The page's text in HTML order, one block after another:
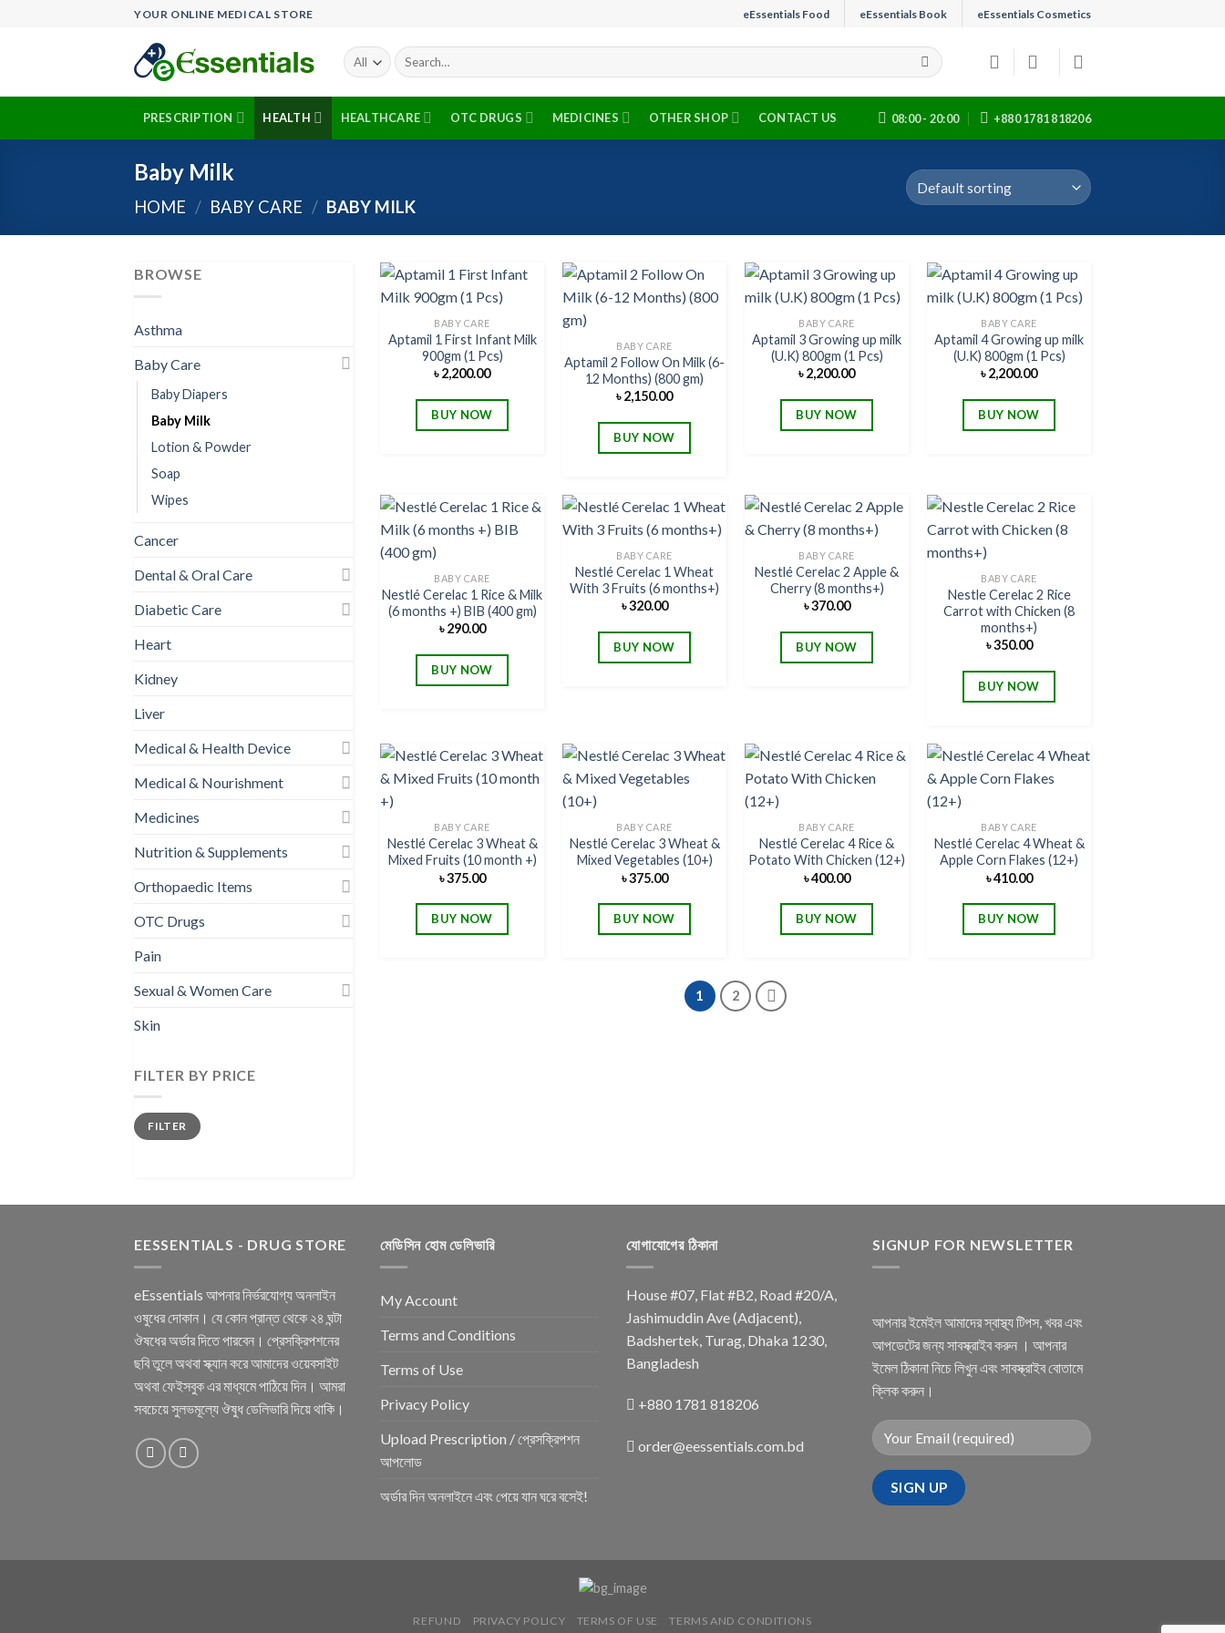
YOUR ONLINE MEDICAL STORE eEssentials Food eEssentials Book eEssentials Cosmetics
Search
for:
PRESCRIPTION HEALTH HEALTHCARE OTC DRUGS MEDICINES OTHER SHOP CONTACT US 08:00 - 20:00 +880 1781 818206
Baby Milk
HOME / BABY CARE / BABY MILK
BROWSE
Asthma
Baby Care
Baby Diapers
Baby Milk
Lotion & Powder
Soap
Wipes
Cancer
Dental & Oral Care
Diabetic Care
Heart
Kidney
Liver
Medical & Health Device
Medical & Nourishment
Medicines
Nutrition & Supplements
Orthopaedic Items
OTC Drugs
Pain
Sexual & Women Care
Skin
FILTER BY PRICE
Min
price
Max
priceFILTER
Add to
wishlist
BABY CARE
Aptamil 1 First Infant Milk
900gm (1 Pcs)
৳2,200.00
BUY NOW
wishlist
BABY CARE
Aptamil 2 Follow On Milk (6-
12 Months) (800 gm)
৳2,150.00
BUY NOW
Add to
wishlist
BABY CARE
Aptamil 3 Growing up milk
(U.K) 800gm (1 Pcs)
৳2,200.00
BUY NOW
Add to
wishlist
BABY CARE
Aptamil 4 Growing up milk
(U.K) 800gm (1 Pcs)
৳2,200.00
BUY NOW
wishlist
BABY CARE
Nestlé Cerelac 1 Rice & Milk
(6 months +) BIB (400 gm)
৳290.00
BUY NOW
Add to
wishlist
BABY CARE
Nestlé Cerelac 1 Wheat
With 3 Fruits (6 months+)
৳320.00
BUY NOW
Add to
wishlist
BABY CARE
Nestlé Cerelac 2 Apple &
Cherry (8 months+)
৳370.00
BUY NOW
wishlist
BABY CARE
Nestle Cerelac 2 Rice
Carrot with Chicken (8
months+)
৳350.00
BUY NOW
wishlist
BABY CARE
Nestlé Cerelac 3 Wheat &
Mixed Fruits (10 month +)
৳375.00
BUY NOW
wishlist
BABY CARE
Nestlé Cerelac 3 Wheat &
Mixed Vegetables (10+)
৳375.00
BUY NOW
wishlist
BABY CARE
Nestlé Cerelac 4 Rice &
Potato With Chicken (12+)
৳400.00
BUY NOW
wishlist
BABY CARE
Nestlé Cerelac 4 Wheat &
Apple Corn Flakes (12+)
৳410.00
BUY NOW
1 2
EESSENTIALS - DRUG STORE
eEssentials আপনার নির্ভরযোগ্য অনলাইন
ওষুধের দোকান। যে কোন প্রান্ত থেকে ২৪ ঘন্টা
ঔষধের অর্ডার দিতে পারবেন। প্রেসক্রিপশনের
ছবি তুলে অথবা স্ক্যান করে আমাদের ওয়েবসাইট
অথবা ফেইসবুক এর মাধ্যমে পাঠিয়ে দিন। আমরা
সবচেয়ে সুলভমূল্যে ঔষুধ ডেলিভারি দিয়ে থাকি।
মেডিসিন হোম ডেলিভারি
My Account
Terms and Conditions
Terms of Use
Privacy Policy
Upload Prescription / প্রেসক্রিপশন
আপলোড
অর্ডার দিন অনলাইনে এবং পেয়ে যান ঘরে বসেই!
যোগাযোগের ঠিকানা
House #07, Flat #B2, Road #20/A,
Jashimuddin Ave (Adjacent),
Badshertek, Turag, Dhaka 1230,
Bangladesh
+880 1781 818206
order@eessentials.com.bd
SIGNUP FOR NEWSLETTER
আপনার ইমেইল আমাদের স্বাস্থ্য টিপস, খবর এবং
আপডেটের জন্য সাবস্ক্রাইব করুন । আপনার
ইমেল ঠিকানা নিচে লিখুন এবং সাবস্ক্রাইব বোতামে
ক্লিক করুন।
REFUND PRIVACY POLICY TERMS OF USE TERMS AND CONDITIONS